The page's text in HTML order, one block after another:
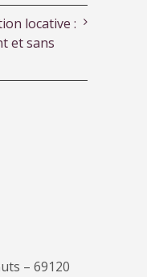
locative :
et sans
– 69120